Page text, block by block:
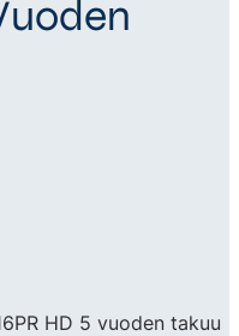
HD 5 vuoden takuu